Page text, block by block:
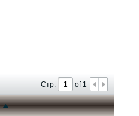
Стр. of1